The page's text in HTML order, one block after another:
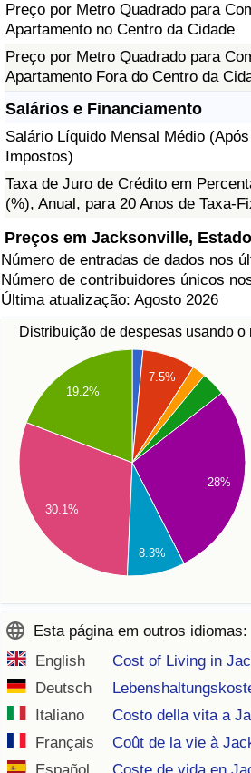
Preço por Metro Quadrado para
Apartamento no Centro da Cidade
Preço por Metro Quadrado para
Apartamento Fora do Centro da
Salários e Financiamento
Salário Líquido Mensal Médio (Após
Impostos)
Taxa de Juro de Crédito em
(%), Anual, para 20 Anos de Taxa-
Preços em Jacksonville,
Número de entradas de dados nos
Número de contribuidores únicos
Última atualização: Agosto 2026
Distribuição de despesas usando
7.5%
28%
19.2%
30.1%
8.3%
Esta página em outros idiomas:
English
Cost of Living in
Deutsch
Italiano
Costo della vita a
Français
Coût de la vie à